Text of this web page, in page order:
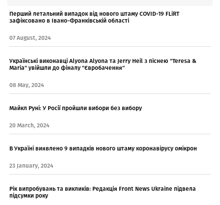
Перший летальний випадок від нового штаму COVID-19 FLiRT
зафіксовано в Івано-Франківській області
07 August, 2024
Українські виконавці Alyona Аlyona та Jerry Heil з піснею "Teresa &
Maria" увійшли до фіналу "Євробачення"
08 May, 2024
Майкл Руні: У Росії пройшли вибори без вибору
20 March, 2024
В Україні виявлено 9 випадків нового штаму коронавірусу омікрон
23 January, 2024
Рік випробувань та викликів: Редакція Front News Ukraine підвела
підсумки року